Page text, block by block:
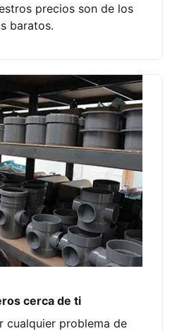
precios son de los
baratos.
cerca de ti
cualquier problema de